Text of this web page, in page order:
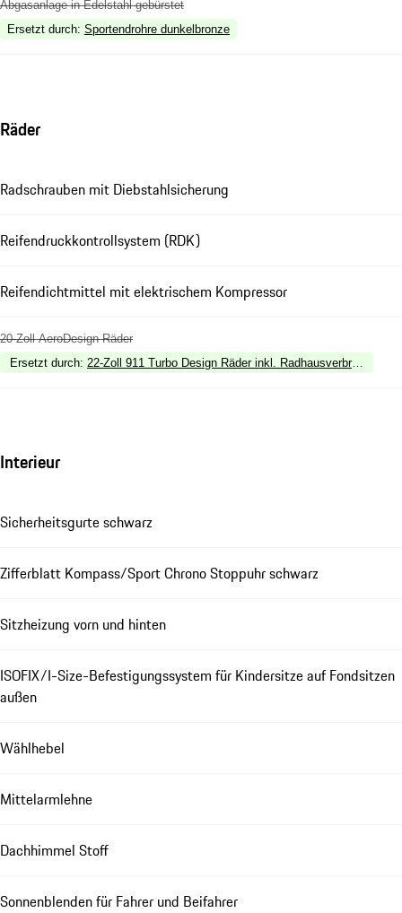
Abgasanlage in Edelstahl gebürstet
Ersetzt durch: Sportendrohre dunkelbronze
Räder
Radschrauben mit Diebstahlsicherung
Reifendruckkontrollsystem (RDK)
Reifendichtmittel mit elektrischem Kompressor
20-Zoll AeroDesign Räder
Ersetzt durch: 22-Zoll 911 Turbo Design Räder inkl.
Interieur
Sicherheitsgurte schwarz
Zifferblatt Kompass/Sport Chrono Stoppuhr schwarz
Sitzheizung vorn und hinten
ISOFIX/I-Size-Befestigungssystem für Kindersitze auf Fondsitzen
außen
Wählhebel
Mittelarmlehne
Dachhimmel Stoff
Sonnenblenden für Fahrer und Beifahrer